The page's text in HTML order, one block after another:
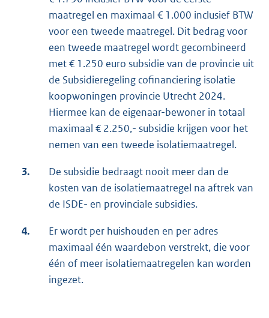
maatregel en maximaal € 1.000 inclusief BTW
voor een tweede maatregel. Dit bedrag voor
een tweede maatregel wordt gecombineerd
met € 1.250 euro subsidie van de provincie uit
de Subsidieregeling cofinanciering isolatie
koopwoningen provincie Utrecht 2024.
Hiermee kan de eigenaar-bewoner in totaal
maximaal € 2.250,- subsidie krijgen voor het
nemen van een tweede isolatiemaatregel.
3.
De subsidie bedraagt nooit meer dan de
kosten van de isolatiemaatregel na aftrek van
de ISDE- en provinciale subsidies.
4.
Er wordt per huishouden en per adres
maximaal één waardebon verstrekt, die voor
één of meer isolatiemaatregelen kan worden
ingezet.